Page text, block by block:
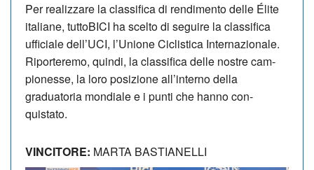
Per realizzare la classifica di rendimento delle Élite
italiane, tuttoBICI ha scelto di seguire la classifica
ufficiale dell’UCI, l’Unione Cicli­sti­ca In­­terna­zio­nale.
Riporteremo, quindi, la classifica delle no­stre cam­
pionesse, la loro posizione al­l’interno della
graduatoria mon­diale e i punti che hanno con­
quistato.
VINCITORE: MARTA BASTIANELLI